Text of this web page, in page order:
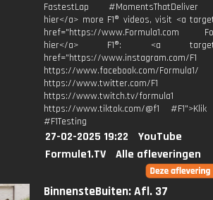
FastestLap #MomentsThatDeliver
hier</a> more F1® videos, visit <a
href="https://www.Formula1.com
hier</a> F1®: <a
href="https://www.instagram.com/F1
https://www.facebook.com/Formula1/
https://www.twitter.com/F1
https://www.twitch.tv/formula1
https://www.tiktok.com/@f1
#F1Testing
27-02-2025 19:22
YouTube
Formule1.TV
Alle afleveringen
BinnensteBuiten: Afl. 37